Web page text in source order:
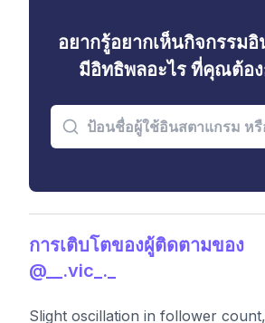
อยากรู้อยากเห็นกิจกรรม
มีอิทธิพลอะไร ที่คุณต้อ
การเติบโตของผู้ติดตามของ
@__.vic_._
Slight oscillation in follower